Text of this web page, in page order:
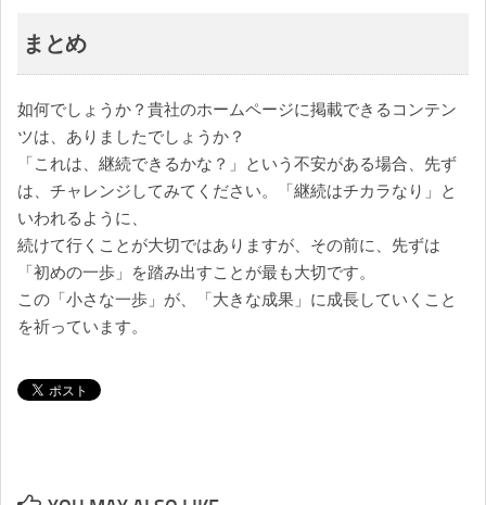
まとめ
如何でしょうか？貴社のホームページに掲載できるコンテン
ツは、ありましたでしょうか？
「これは、継続できるかな？」という不安がある場合、先ず
は、チャレンジしてみてください。「継続はチカラなり」と
いわれるように、
続けて行くことが大切ではありますが、その前に、先ずは
「初めの一歩」を踏み出すことが最も大切です。
この「小さな一歩」が、「大きな成果」に成長していくこと
を祈っています。